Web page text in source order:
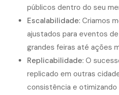
públicos dentro do seu
Escalabilidade: Criamos
ajustados para eventos
grandes feiras até ações
Replicabilidade: O
replicado em outras
consistência e